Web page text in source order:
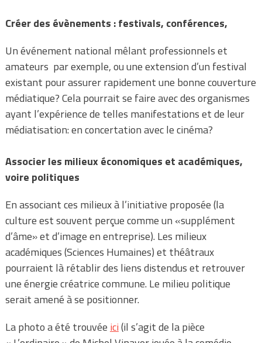
Créer des évènements : festivals, conférences,
Un événement national mêlant professionnels et
amateurs par exemple, ou une extension d’un festival
existant pour assurer rapidement une bonne couverture
médiatique? Cela pourrait se faire avec des organismes
ayant l’expérience de telles manifestations et de leur
médiatisation: en concertation avec lecinéma?
Associer les milieux économiques et académiques,
voire politiques
En associant ces milieux à l’initiative proposée (la
culture est souvent perçue comme un «supplément
d’âme» et d’image en entreprise). Les milieux
académiques (Sciences Humaines) et théâtraux
pourraient là rétablir des liens distendus et retrouver
une énergie créatrice commune. Le milieu politique
serait amené à se positionner.
La photo a été trouvée ici(il s’agit de la pièce